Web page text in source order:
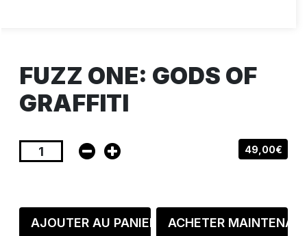
FUZZ ONE: GODS OF
GRAFFITI
49,00€
AJOUTER AU PANIER ACHETER